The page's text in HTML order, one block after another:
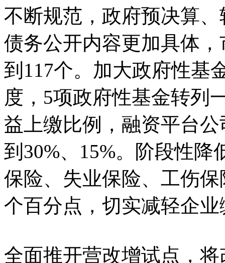
不断规范，政府预决算
债务公开内容更加具体
到117个。加大政府性基
度，5项政府性基金转列
益上缴比例，融资平台
到30%、15%。阶段性
保险、失业保险、工伤
个百分点，切实减轻企
全面推开营改增试点，